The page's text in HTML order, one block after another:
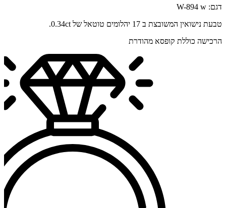
דגם: W-894 w
טבעת נישואין המשובצת ב 17 יהלומים טוטאל של 0.34ct.
הרכישה כוללת קופסא מהודרת